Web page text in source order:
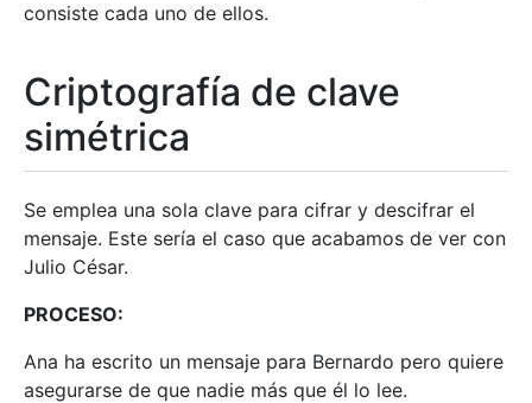
consiste cada uno de ellos.
Criptografía de clave
simétrica
Se emplea una sola clave para cifrar y descifrar el
mensaje. Este sería el caso que acabamos de ver con
Julio César.
PROCESO:
Ana ha escrito un mensaje para Bernardo pero quiere
asegurarse de que nadie más que él lo lee.